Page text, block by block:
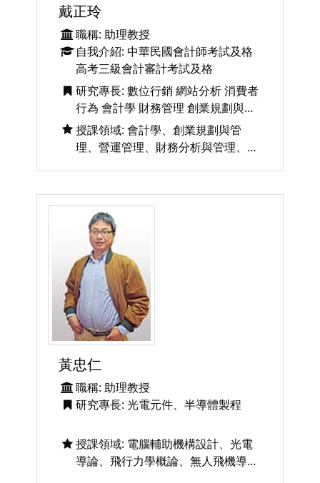
戴正玲
職稱: 助理教授
自我介紹: 中華民國會計師考試及格
高考三級會計審計考試及格
研究專長: 數位行銷 網站分析 消費者
行為 會計學 財務管理 創業規劃與管
理
授課領域: 會計學、創業規劃與管
理、營運管理、財務分析與管理、網
黃忠仁
職稱: 助理教授
研究專長: 光電元件、半導體製程
授課領域: 電腦輔助機構設計、光電
導論、飛行力學概論、無人飛機導